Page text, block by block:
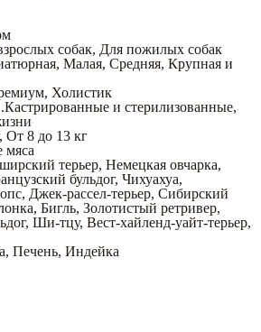
собак, Для пожилых собак
, Малая, Средняя, Крупная и
, Холистик
Кастрированные и стерилизованные,
, От 8 до 13 кг
мяса
терьер, Немецкая овчарка,
бульдог, Чихуахуа,
, Джек-рассел-терьер, Сибирский
, Бигль, Золотистый ретривер,
, Ши-тцу, Вест-хайленд-уайт-терьер,
, Печень, Индейка